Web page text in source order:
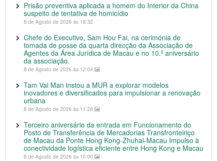
Prisão preventiva aplicada a homem do Interior da China
suspeito de tentativa de homicídio
8 de Agosto de 2026 às 18:32
Chefe do Executivo, Sam Hou Fai, na cerimónia de
tomada de posse da quarta direcção da Associação de
Agentes da Área Jurídica de Macau e no 10.º aniversário
da associação.
8 de Agosto de 2026 às 12:04
Tam Vai Man instou a MUR a explorar modelos
inovadores e diversificados para impulsionar a renovação
urbana
8 de Agosto de 2026 às 11:28
Terceiro aniversário da entrada em Funcionamento do
Posto de Transferência de Mercadorias Transfronteiriço
de Macau da Ponte Hong Kong-Zhuhai-Macau Impulso à
conectividade logística eficiente entre Hong Kong e Macau
8 de Agosto de 2026 às 10:00